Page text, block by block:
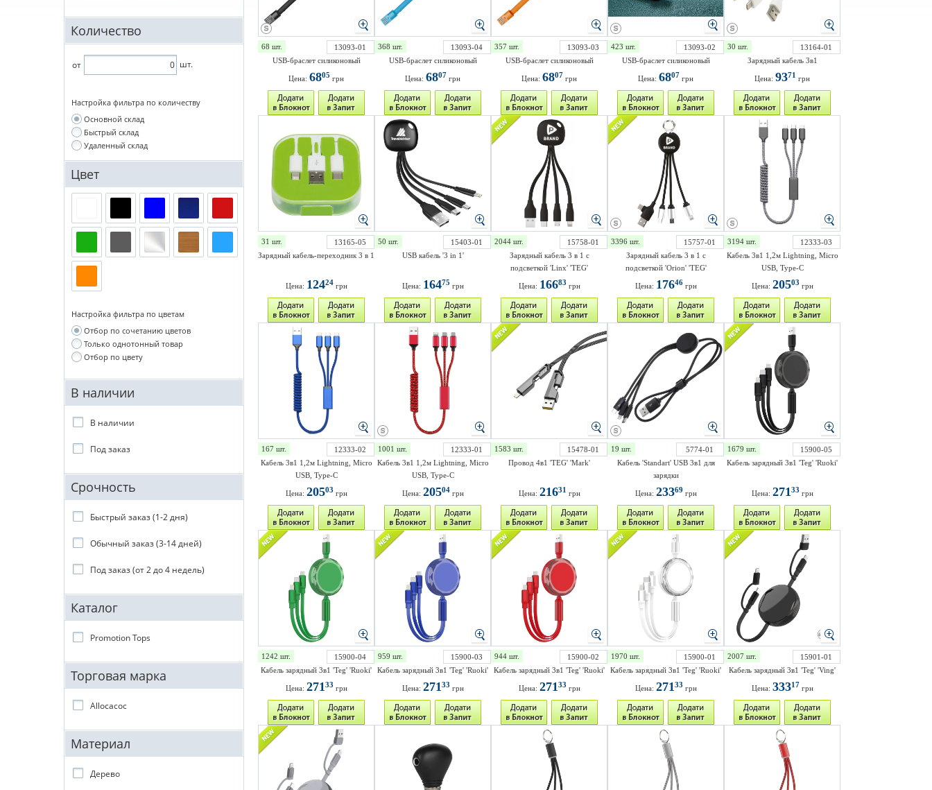
Количество
от шт.
Настройка фильтра по количеству
Основной склад
Быстрый склад
Удаленный склад
Цвет
Настройка фильтра по цветам
Отбор по сочетанию цветов
Только однотонный товар
Отбор по цвету
В наличии
В наличии
Под заказ
Срочность
Быстрый заказ (1-2 дня)
Обычный заказ (3-14 дней)
Под заказ (от 2 до 4 недель)
Каталог
Promotion Tops
Торговая марка
Allocacoc
Материал
Дерево
68 шт.
13093-01
USB-браслет силиконовый
Цена: 6805 грн
368 шт.
13093-04
USB-браслет силиконовый
Цена: 6807 грн
357 шт.
13093-03
USB-браслет силиконовый
Цена: 6807 грн
423 шт.
13093-02
USB-браслет силиконовый
Цена: 6807 грн
30 шт.
13164-01
Зарядный кабель 3в1
Цена: 9371 грн
31 шт.
13165-05
Зарядный кабель-переходник 3 в 1
Цена: 12424грн
50 шт.
15403-01
USB кабель '3 in 1'
Цена: 16475 грн
2044 шт.
15758-01
Зарядный кабель 3 в 1 с
подсветкой 'Linx' 'TEG'
Цена: 16683 грн
3396 шт.
15757-01
Зарядный кабель 3 в 1 с
подсветкой 'Orion' 'TEG'
Цена: 17646грн
3194 шт.
12333-03
Кабель 3в1 1,2м Lightning, Micro
USB, Type-C
Цена: 20503 грн
167 шт.
12333-02
Кабель 3в1 1,2м Lightning, Micro
USB, Type-C
Цена: 20503 грн
1001 шт.
12333-01
Кабель 3в1 1,2м Lightning, Micro
USB, Type-C
Цена: 20504грн
1583 шт.
15478-01
Провод 4в1 'TEG' 'Mark'
Цена: 21631 грн
19 шт.
5774-01
Кабель 'Standart' USB 3в1 для
зарядки
Цена: 23369 грн
1679 шт.
15900-05
Кабель зарядный 3в1 'Teg' 'Ruoki'
Цена: 27133 грн
1242 шт.
15900-04
Кабель зарядный 3в1 'Teg' 'Ruoki'
Цена: 27133 грн
959 шт.
15900-03
Кабель зарядный 3в1 'Teg' 'Ruoki'
Цена: 27133 грн
944 шт.
15900-02
Кабель зарядный 3в1 'Teg' 'Ruoki'
Цена: 27133 грн
1970 шт.
15900-01
Кабель зарядный 3в1 'Teg' 'Ruoki'
Цена: 27133 грн
2007 шт.
15901-01
Кабель зарядный 3в1 'Teg' 'Ving'
Цена: 33317 грн